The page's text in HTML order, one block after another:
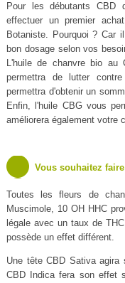
Pour les débutants CBD
effectuer un premier
Botaniste. Pourquoi ? Car
bon dosage selon vos
L'huile de chanvre bio
permettra de lutter
permettra d'obtenir un
Enfin, l'huile CBG vous
améliorera également votre
Vous souhaitez
Toutes les fleurs de
Muscimole, 10 OH HHC
légale avec un taux de
possède un effet différent.
Une tête CBD Sativa
CBD Indica fera son effet